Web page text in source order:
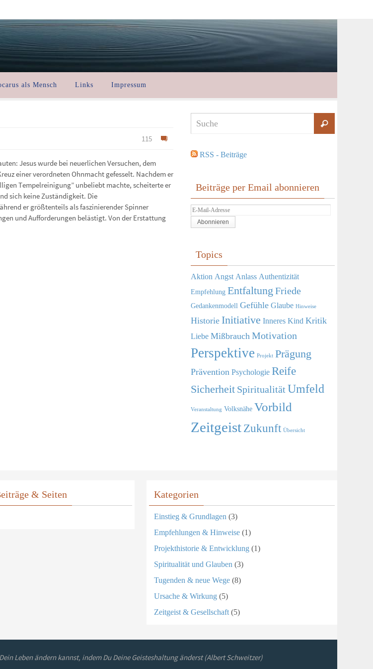
als Mensch Links Impressum
115
Jesus wurde bei neuerlichen Versuchen, dem
einer verordneten Ohnmacht gefesselt. Nachdem er
Tempelreinigung” unbeliebt machte, scheiterte er
sich keine Zuständigkeit. Die
er größtenteils als faszinierender Spinner
und Aufforderungen belästigt. Von der Erstattung
RSS - Beiträge
Beiträge per Email abonnieren
E-
Mail-
Topics
Aktion Angst Anlass Authentizität
Empfehlung Entfaltung Friede
Gedankenmodell Gefühle Glaube Hinweise
Historie Initiative Inneres Kind Kritik
Liebe Mißbrauch Motivation
Perspektive Projekt Prägung
Prävention Psychologie Reife
Sicherheit Spiritualität Umfeld
Veranstaltung Volksnähe Vorbild
Zeitgeist Zukunft Übersicht
& Seiten Kategorien
Einstieg & Grundlagen (3)
Empfehlungen & Hinweise (1)
Projekthistorie & Entwicklung (1)
Spiritualität und Glauben (3)
Tugenden & neue Wege (8)
Ursache & Wirkung (5)
Zeitgeist & Gesellschaft (5)
Leben ändern kannst, indem Du Deine Geisteshaltung änderst (Albert Schweitzer)